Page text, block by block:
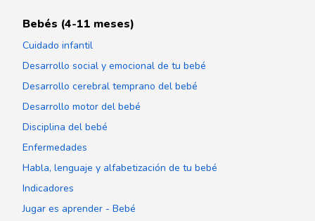
Bebés (4-11 meses)
Cuidado infantil
Desarrollo social y emocional de tu bebé
Desarrollo cerebral temprano del bebé
Desarrollo motor del bebé
Disciplina del bebé
Enfermedades
Habla, lenguaje y alfabetización de tu bebé
Indicadores
Jugar es aprender - Bebé